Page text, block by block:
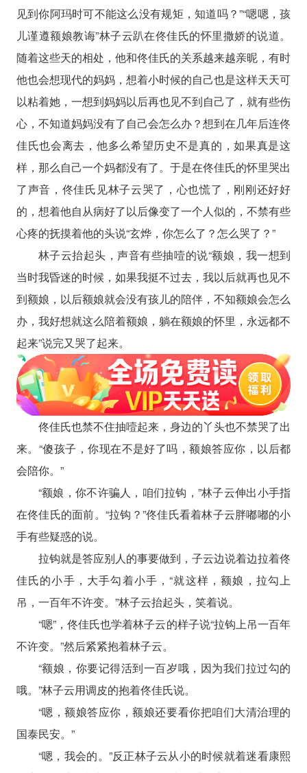
见到你阿玛时可不能这么没有规矩，知道吗？”“嗯嗯，孩
儿谨遵额娘教诲”林子云趴在佟佳氏的怀里撒娇的说道。
随着这些天的相处，他和佟佳氏的关系越来越亲昵，有时
他也会想现代的妈妈，想着小时候的自己也是这样天天可
以粘着她，一想到妈妈以后再也见不到自己了，就有些伤
心，不知道妈妈没有了自己会怎么办？想到在几年后连佟
佳氏也会离去，他多么希望历史不是真的，如果真是这
样，那么自己一个妈都没有了。于是在佟佳氏的怀里哭出
了声音，佟佳氏见林子云哭了，心也慌了，刚刚还好好
的，想着他自从病好了以后像变了一个人似的，不禁有些
心疼的抚摸着他的头说“玄烨，你怎么了？怎么哭了？”
林子云抬起头，声音有些抽噎的说“额娘，我一想到
当时我昏迷的时候，如果我挺不过去，我以后就再也见不
到额娘，以后额娘就会没有孩儿的陪伴，不知额娘会怎么
办，我好想就这么陪着额娘，躺在额娘的怀里，永远都不
起来”说完又哭了起来。
佟佳氏也禁不住抽噎起来，身边的丫头也不禁哭了出
来。“傻孩子，你现在不是好了吗，额娘答应你，以后都
会陪你。”
“额娘，你不许骗人，咱们拉钩，”林子云伸出小手指
在佟佳氏的面前。“拉钩？”佟佳氏看着林子云胖嘟嘟的小
手有些疑惑的说。
拉钩就是答应别人的事要做到，子云边说着边拉着佟
佳氏的小手，大手勾着小手，“就这样，额娘，拉勾上
吊，一百年不许变。”林子云抬起头，笑着说。
“嗯”，佟佳氏也学着林子云的样子说“拉钩上吊一百年
不许变。”然后紧紧抱着林子云。
“额娘，你要记得活到一百岁哦，因为我们拉过勾的
哦。”林子云用调皮的抱着佟佳氏说。
“嗯，额娘答应你，额娘还要看你把咱们大清治理的
国泰民安。”
“嗯，我会的。”反正林子云从小的时候就着迷看康熙